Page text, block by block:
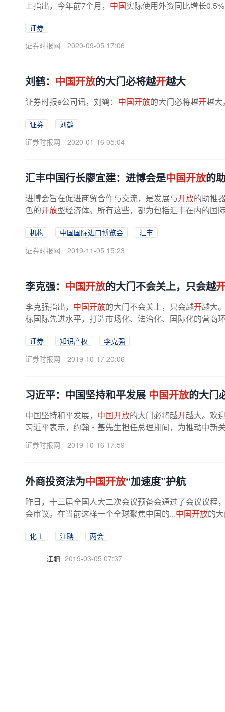
上指出，今年前7个月， 中国实际使用外资同比增长
证券
证券时报网
2020-09-05 17:06
刘鹤： 中国开放的大门必将越开越大
证券时报e公司讯，刘鹤： 中国开放的大门必将越开越大
证券
刘鹤
证券时报网
2020-01-16 05:04
汇丰中国行长廖宜建：进博会是中国开放的
进博会旨在促进商贸合作与交流，是发展与开放的助推
色的开放型经济体。所有这些，都为包括汇丰在内的国
机构 中国国际进口博览会
汇丰
证券时报网
2019-11-05 15:23
李克强： 中国开放的大门不会关上，只会越
李克强指出， 中国开放的大门不会关上，只会越开越大
标国际先进水平，打造市场化、法治化、国际化的营商
证券 知识产权
李克强
证券时报网
2019-10-17 20:06
习近平：中国坚持和平发展 中国开放的大门
中国坚持和平发展， 中国开放的大门必将越开越大。欢
习近平表示，约翰・基先生担任总理期间，为推动中新
证券时报网 2019-10-16 17:59
外商投资法为中国开放“加速度”护航
昨日，十三届全国人大二次会议预备会通过了会议议程
会审议。在当前这样一个全球聚焦中国的...中国开放的
化工 江聃 两会
江聃 2019-03-05 07:37